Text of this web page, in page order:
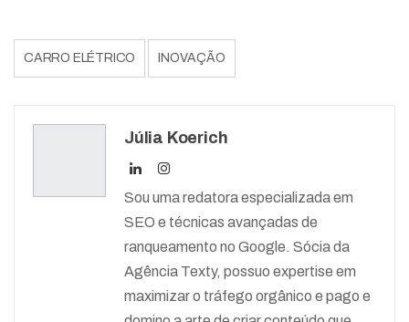
CARRO ELÉTRICO INOVAÇÃO
Júlia Koerich
Sou uma redatora especializada em
SEO e técnicas avançadas de
ranqueamento no Google. Sócia da
Agência Texty, possuo expertise em
maximizar o tráfego orgânico e pago e